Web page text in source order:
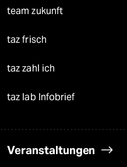
team zukunft
taz frisch
taz zahl ich
taz lab Infobrief
Veranstaltungen